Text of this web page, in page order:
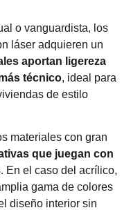
o vanguardista, los
láser adquieren un
aportan ligereza
técnico, ideal para
de estilo
materiales con gran
que juegan con
. En el caso del acrílico,
gama de colores
diseño interior sin